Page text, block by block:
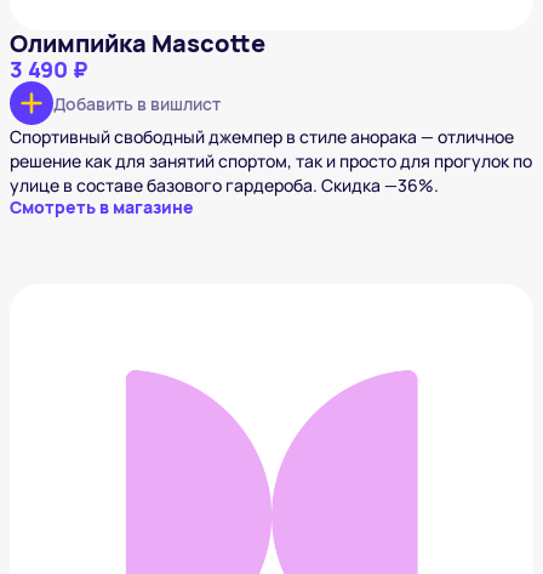
Олимпийка Mascotte
3 490 ₽
Добавить в вишлист
Спортивный свободный джемпер в стиле анорака — отличное
решение как для занятий спортом, так и просто для прогулок по
улице в составе базового гардероба. Скидка —36%.
Смотреть в магазине
Рюкзак adidas Originals
2 420 ₽